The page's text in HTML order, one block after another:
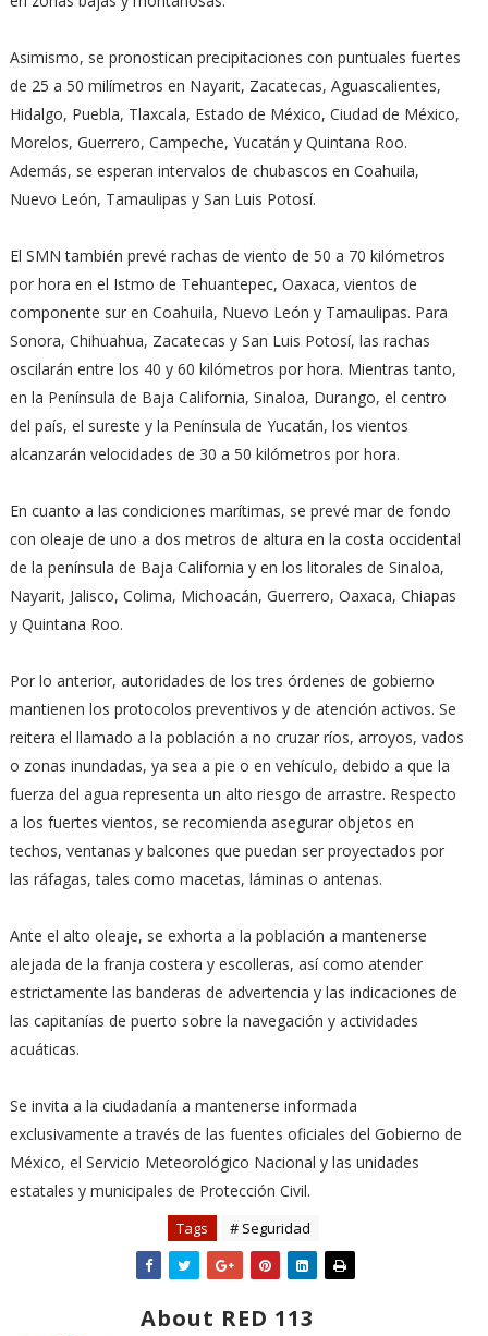
Asimismo, se pronostican precipitaciones con puntuales fuertes
de 25 a 50 milímetros en Nayarit, Zacatecas, Aguascalientes,
Hidalgo, Puebla, Tlaxcala, Estado de México, Ciudad de México,
Morelos, Guerrero, Campeche, Yucatán y Quintana Roo.
Además, se esperan intervalos de chubascos en Coahuila,
Nuevo León, Tamaulipas y San Luis Potosí.
El SMN también prevé rachas de viento de 50 a 70 kilómetros
por hora en el Istmo de Tehuantepec, Oaxaca, vientos de
componente sur en Coahuila, Nuevo León y Tamaulipas. Para
Sonora, Chihuahua, Zacatecas y San Luis Potosí, las rachas
oscilarán entre los 40 y 60 kilómetros por hora. Mientras tanto,
en la Península de Baja California, Sinaloa, Durango, el centro
del país, el sureste y la Península de Yucatán, los vientos
alcanzarán velocidades de 30 a 50 kilómetros por hora.
En cuanto a las condiciones marítimas, se prevé mar de fondo
con oleaje de uno a dos metros de altura en la costa occidental
de la península de Baja California y en los litorales de Sinaloa,
Nayarit, Jalisco, Colima, Michoacán, Guerrero, Oaxaca, Chiapas
y Quintana Roo.
Por lo anterior, autoridades de los tres órdenes de gobierno
mantienen los protocolos preventivos y de atención activos. Se
reitera el llamado a la población a no cruzar ríos, arroyos, vados
o zonas inundadas, ya sea a pie o en vehículo, debido a que la
fuerza del agua representa un alto riesgo de arrastre. Respecto
a los fuertes vientos, se recomienda asegurar objetos en
techos, ventanas y balcones que puedan ser proyectados por
las ráfagas, tales como macetas, láminas o antenas.
Ante el alto oleaje, se exhorta a la población a mantenerse
alejada de la franja costera y escolleras, así como atender
estrictamente las banderas de advertencia y las indicaciones de
las capitanías de puerto sobre la navegación y actividades
acuáticas.
Se invita a la ciudadanía a mantenerse informada
exclusivamente a través de las fuentes oficiales del Gobierno de
México, el Servicio Meteorológico Nacional y las unidades
estatales y municipales de Protección Civil.
Tags # Seguridad
About RED 113